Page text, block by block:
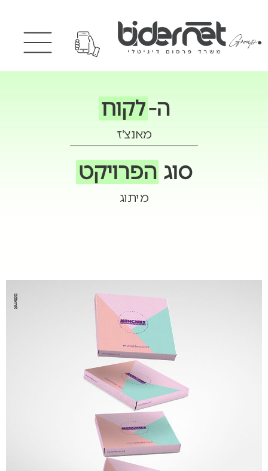
ה-לקוח
מאנצ'ז
סוג הפרויקט
מיתוג